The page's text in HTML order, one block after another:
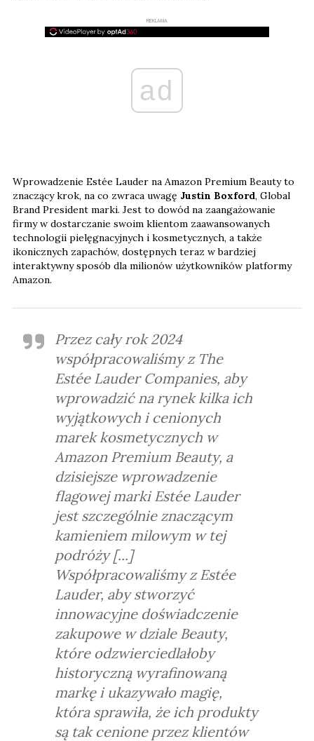
REKLAMA
ad
Wprowadzenie Estée Lauder na Amazon Premium Beauty to
znaczący krok, na co zwraca uwagę Justin Boxford, Global
Brand President marki. Jest to dowód na zaangażowanie
firmy w dostarczanie swoim klientom zaawansowanych
technologii pielęgnacyjnych i kosmetycznych, a także
ikonicznych zapachów, dostępnych teraz w bardziej
interaktywny sposób dla milionów użytkowników platformy
Amazon.
Przez cały rok 2024
współpracowaliśmy z The
Estée Lauder Companies, aby
wprowadzić na rynek kilka ich
wyjątkowych i cenionych
marek kosmetycznych w
Amazon Premium Beauty, a
dzisiejsze wprowadzenie
flagowej marki Estée Lauder
jest szczególnie znaczącym
kamieniem milowym w tej
podróży [...]
Współpracowaliśmy z Estée
Lauder, aby stworzyć
innowacyjne doświadczenie
zakupowe w dziale Beauty,
które odzwierciedlałoby
historyczną wyrafinowaną
markę i ukazywało magię,
która sprawiła, że ​​ich produkty
są tak cenione przez klientów